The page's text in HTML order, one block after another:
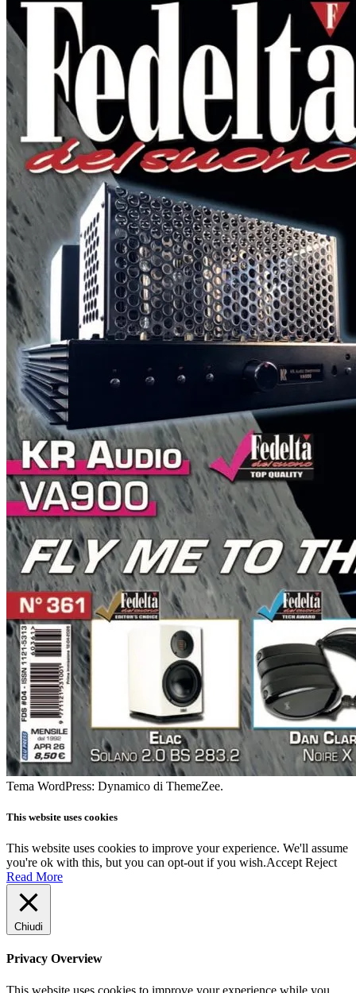
Tema WordPress: Dynamico di ThemeZee.
This website uses cookies
This website uses cookies to improve your experience. We'll assume
you're ok with this, but you can opt-out if you wish.Accept Reject
Read More
Chiudi
Privacy Overview
This website uses cookies to improve your experience while you